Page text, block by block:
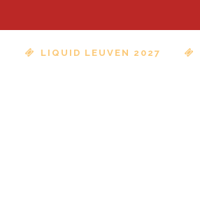
LIQUID LEUVEN 2027